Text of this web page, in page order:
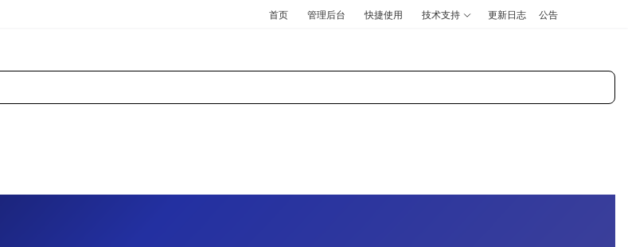
首页 管理后台 快捷使用 技术支持 更新日志 公告